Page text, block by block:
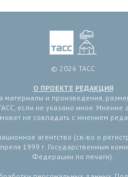
© 2026 ТАСС
О ПРОЕКТЕ РЕДАКЦИЯ
материалы и произведения,
если не указано иное. Мнение
может не совпадать с мнением
агентство (св-во о
1999 г. Государственным
Федерации по печати).